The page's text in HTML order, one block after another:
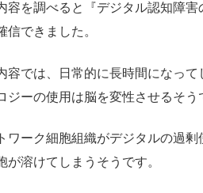
容を調べると『デジタル認知障
信できました。
容では、日常的に長時間になっ
ジーの使用は脳を変性させるそう
ワーク細胞組織がデジタルの過
溶けてしまうそうです。